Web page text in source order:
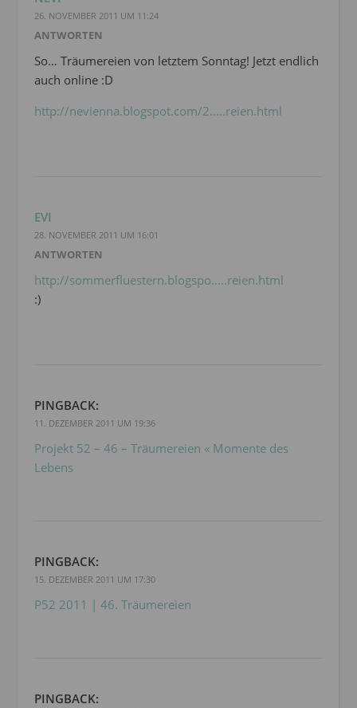
26. NOVEMBER 2011 UM 11:24
ANTWORTEN
So… Träumereien von letztem Sonntag! Jetzt endlich
auch online :D
http://nevienna.blogspot.com/2.....reien.html
EVI
28. NOVEMBER 2011 UM 16:01
ANTWORTEN
http://sommerfluestern.blogspo.....reien.html
:)
PINGBACK:
11. DEZEMBER 2011 UM 19:36
Projekt 52 – 46 – Träumereien « Momente des
Lebens
PINGBACK:
15. DEZEMBER 2011 UM 17:30
P52 2011 | 46. Träumereien
PINGBACK: